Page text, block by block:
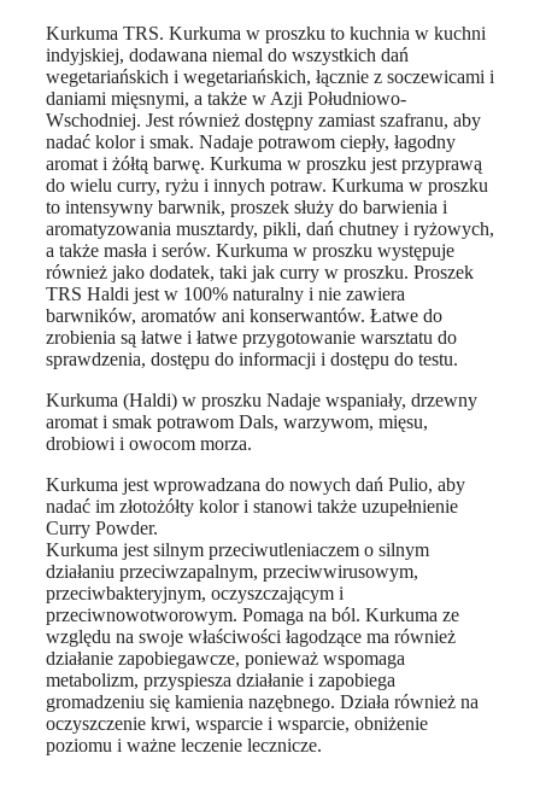
Kurkuma TRS. Kurkuma w proszku to kuchnia w kuchni
indyjskiej, dodawana niemal do wszystkich dań
wegetariańskich i wegetariańskich, łącznie z soczewicami i
daniami mięsnymi, a także w Azji Południowo-
Wschodniej. Jest również dostępny zamiast szafranu, aby
nadać kolor i smak. Nadaje potrawom ciepły, łagodny
aromat i żółtą barwę. Kurkuma w proszku jest przyprawą
do wielu curry, ryżu i innych potraw. Kurkuma w proszku
to intensywny barwnik, proszek służy do barwienia i
aromatyzowania musztardy, pikli, dań chutney i ryżowych,
a także masła i serów. Kurkuma w proszku występuje
również jako dodatek, taki jak curry w proszku. Proszek
TRS Haldi jest w 100% naturalny i nie zawiera
barwników, aromatów ani konserwantów. Łatwe do
zrobienia są łatwe i łatwe przygotowanie warsztatu do
sprawdzenia, dostępu do informacji i dostępu do testu.
Kurkuma (Haldi) w proszku Nadaje wspaniały, drzewny
aromat i smak potrawom Dals, warzywom, mięsu,
drobiowi i owocom morza.
Kurkuma jest wprowadzana do nowych dań Pulio, aby
nadać im złotożółty kolor i stanowi także uzupełnienie
Curry Powder.
Kurkuma jest silnym przeciwutleniaczem o silnym
działaniu przeciwzapalnym, przeciwwirusowym,
przeciwbakteryjnym, oczyszczającym i
przeciwnowotworowym. Pomaga na ból. Kurkuma ze
względu na swoje właściwości łagodzące ma również
działanie zapobiegawcze, ponieważ wspomaga
metabolizm, przyspiesza działanie i zapobiega
gromadzeniu się kamienia nazębnego. Działa również na
oczyszczenie krwi, wsparcie i wsparcie, obniżenie
poziomu i ważne leczenie lecznicze.